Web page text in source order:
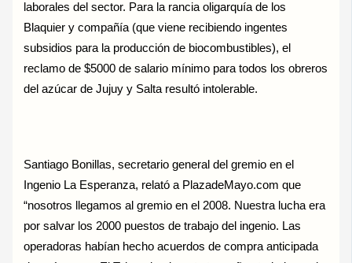
laborales del sector. Para la rancia oligarquía de los
Blaquier y compañía (que viene recibiendo ingentes
subsidios para la producción de biocombustibles), el
reclamo de $5000 de salario mínimo para todos los obreros
del azúcar de Jujuy y Salta resultó intolerable.
Santiago Bonillas, secretario general del gremio en el
Ingenio La Esperanza, relató a PlazadeMayo.com que
“nosotros llegamos al gremio en el 2008. Nuestra lucha era
por salvar los 2000 puestos de trabajo del ingenio. Las
operadoras habían hecho acuerdos de compra anticipada